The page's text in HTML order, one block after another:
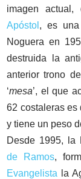
imagen
Apóstol , es una
Noguera en
destruida la
anterior trono
‘mesa’, el que
62 costaleras es
y tiene un peso
Desde 1995, la
de Ramos,
Evangelista la